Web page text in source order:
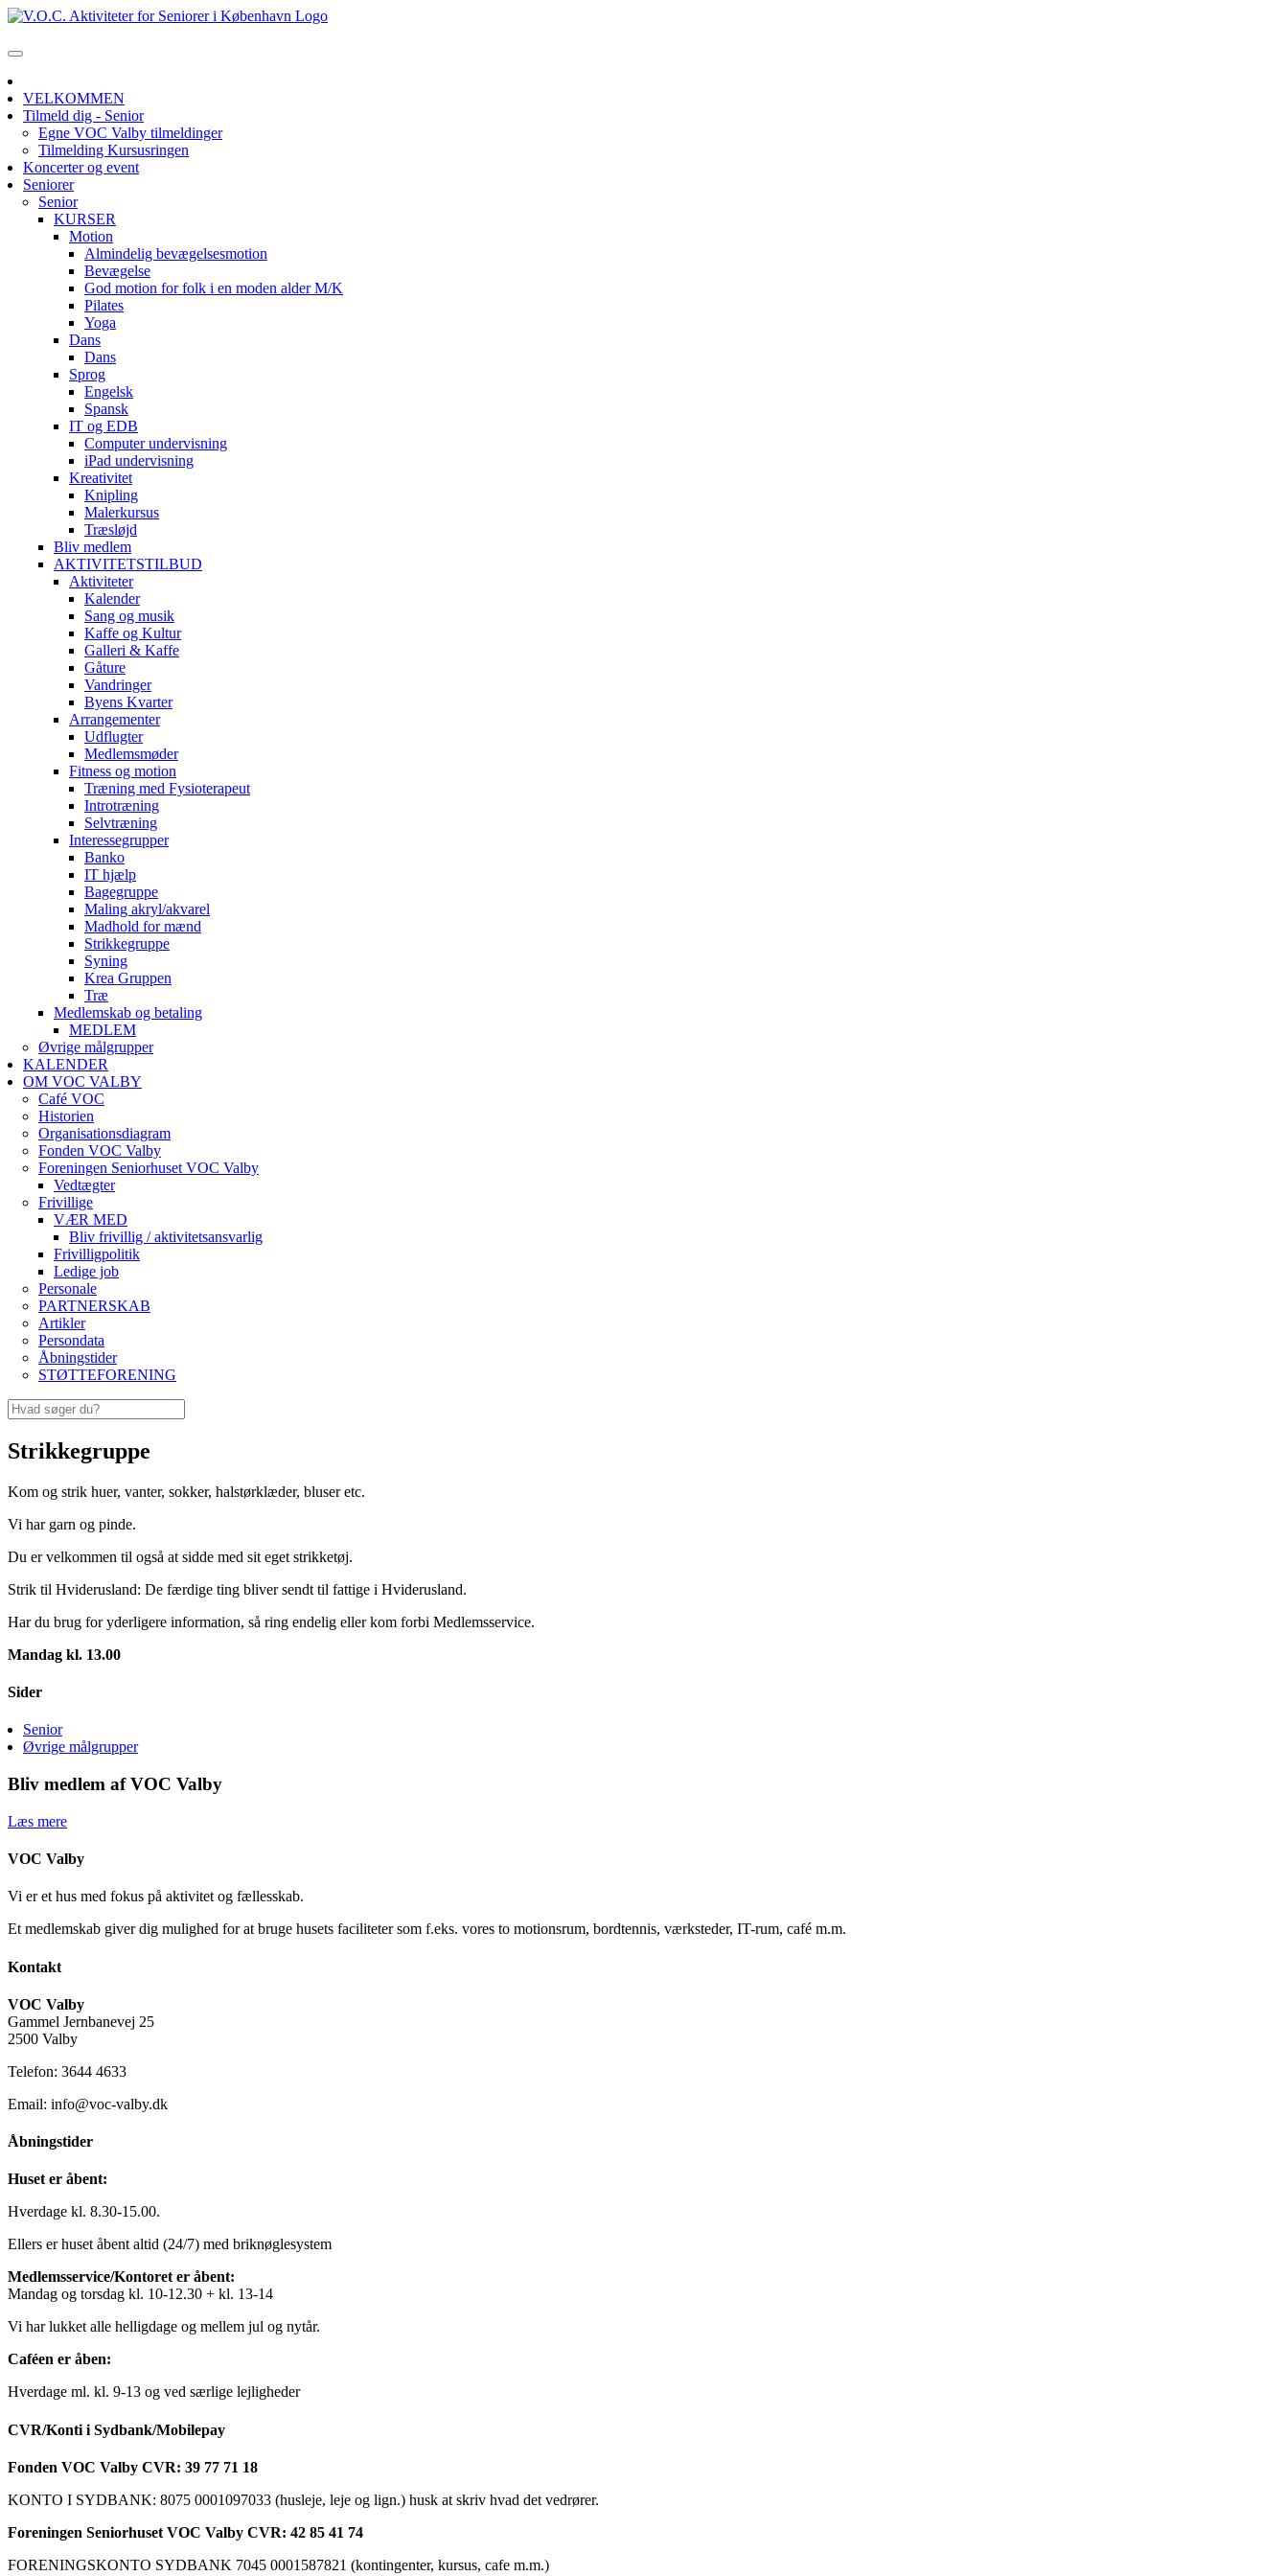
VELKOMMEN
Tilmeld dig - Senior
Egne VOC Valby tilmeldinger
Tilmelding Kursusringen
Koncerter og event
Seniorer
Senior
KURSER
Motion
Almindelig bevægelsesmotion
Bevægelse
God motion for folk i en moden alder M/K
Pilates
Yoga
Dans
Dans
Sprog
Engelsk
Spansk
IT og EDB
Computer undervisning
iPad undervisning
Kreativitet
Knipling
Malerkursus
Træsløjd
Bliv medlem
AKTIVITETSTILBUD
Aktiviteter
Kalender
Sang og musik
Kaffe og Kultur
Galleri & Kaffe
Gåture
Vandringer
Byens Kvarter
Arrangementer
Udflugter
Medlemsmøder
Fitness og motion
Træning med Fysioterapeut
Introtræning
Selvtræning
Interessegrupper
Banko
IT hjælp
Bagegruppe
Maling akryl/akvarel
Madhold for mænd
Strikkegruppe
Syning
Krea Gruppen
Træ
Medlemskab og betaling
MEDLEM
Øvrige målgrupper
KALENDER
OM VOC VALBY
Café VOC
Historien
Organisationsdiagram
Fonden VOC Valby
Foreningen Seniorhuset VOC Valby
Vedtægter
Frivillige
VÆR MED
Bliv frivillig / aktivitetsansvarlig
Frivilligpolitik
Ledige job
Personale
PARTNERSKAB
Artikler
Persondata
Åbningstider
STØTTEFORENING
Strikkegruppe
Kom og strik huer, vanter, sokker, halstørklæder, bluser etc.
Vi har garn og pinde.
Du er velkommen til også at sidde med sit eget strikketøj.
Strik til Hviderusland: De færdige ting bliver sendt til fattige i Hviderusland.
Har du brug for yderligere information, så ring endelig eller kom forbi Medlemsservice.
Mandag kl. 13.00
Sider
Senior
Øvrige målgrupper
Bliv medlem af VOC Valby
Læs mere
VOC Valby
Vi er et hus med fokus på aktivitet og fællesskab.
Et medlemskab giver dig mulighed for at bruge husets faciliteter som f.eks. vores to motionsrum, bordtennis, værksteder, IT-rum, café m.m.
Kontakt
VOC Valby
Gammel Jernbanevej 25
2500 Valby
Telefon: 3644 4633
Email: info@voc-valby.dk
Åbningstider
Huset er åbent:
Hverdage kl. 8.30-15.00.
Ellers er huset åbent altid (24/7) med briknøglesystem
Medlemsservice/Kontoret er åbent:
Mandag og torsdag kl. 10-12.30 + kl. 13-14
Vi har lukket alle helligdage og mellem jul og nytår.
Caféen er åben:
Hverdage ml. kl. 9-13 og ved særlige lejligheder
CVR/Konti i Sydbank/Mobilepay
Fonden VOC Valby CVR: 39 77 71 18
KONTO I SYDBANK: 8075 0001097033 (husleje, leje og lign.) husk at skriv hvad det vedrører.
Foreningen Seniorhuset VOC Valby CVR: 42 85 41 74
FORENINGSKONTO SYDBANK 7045 0001587821 (kontingenter, kursus, cafe m.m.)